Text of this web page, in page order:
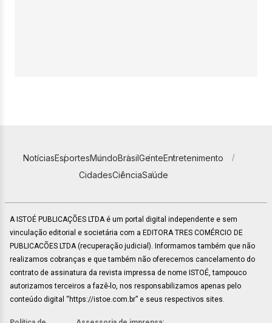
NotíciasEsportesMundoBrasilGenteEntretenimento
CidadesCiênciaSaúde
A ISTOÉ PUBLICAÇÕES LTDA é um portal digital independente e sem
vinculação editorial e societária com a EDITORA TRES COMÉRCIO DE
PUBLICACÕES LTDA (recuperação judicial). Informamos também que não
realizamos cobranças e que também não oferecemos cancelamento do
contrato de assinatura da revista impressa de nome ISTOÉ, tampouco
autorizamos terceiros a fazê-lo, nos responsabilizamos apenas pelo
conteúdo digital “https://istoe.com.br” e seus respectivos sites.